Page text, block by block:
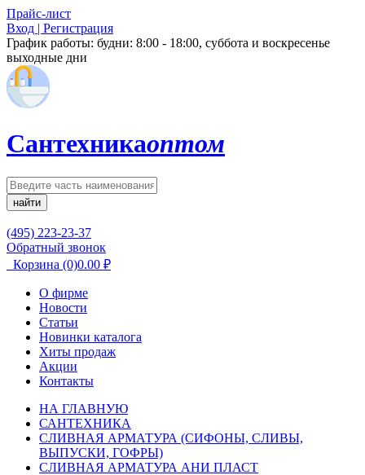
Прайс-лист
Вход | Регистрация
График работы: будни: 8:00 - 18:00, суббота и воскресенье
выходные дни
Сантехникаоптом
найти
(495) 223-23-37
Обратный звонок
Корзина (0)0.00 ₽
О фирме
Новости
Статьи
Новинки каталога
Хиты продаж
Акции
Контакты
НА ГЛАВНУЮ
САНТЕХНИКА
СЛИВНАЯ АРМАТУРА (СИФОНЫ, СЛИВЫ,
ВЫПУСКИ, ГОФРЫ)
СЛИВНАЯ АРМАТУРА АНИ ПЛАСТ